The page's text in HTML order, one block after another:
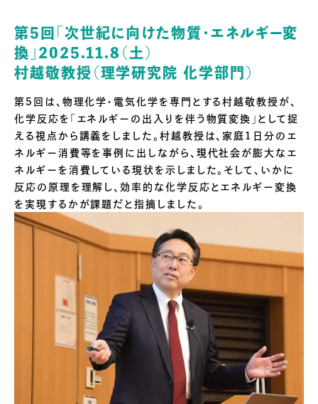
第5回「次世紀に向けた物質・エネルギー変
換」2025.11.8（土）
村越敬教授（理学研究院 化学部門）
第5回は、物理化学・電気化学を専門とする村越敬教授が、
化学反応を「エネルギーの出入りを伴う物質変換」として捉
える視点から講義をしました。村越教授は、家庭1日分のエ
ネルギー消費等を事例に出しながら、現代社会が膨大なエ
ネルギーを消費している現状を示しました。そして、いかに
反応の原理を理解し、効率的な化学反応とエネルギー変換
を実現するかが課題だと指摘しました。